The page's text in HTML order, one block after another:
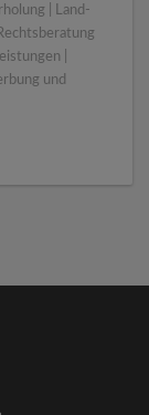
| Land-
|
und